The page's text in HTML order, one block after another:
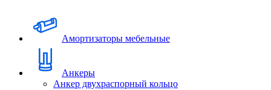
Амортизаторы мебельные
Анкеры
Анкер двухраспорный кольцо